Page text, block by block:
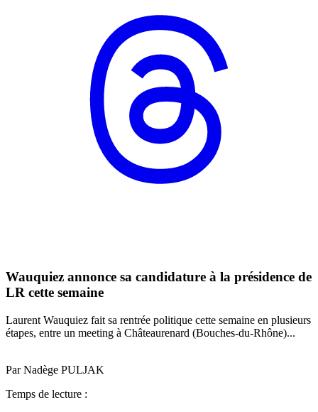
Wauquiez annonce sa candidature à la présidence de
LR cette semaine
Laurent Wauquiez fait sa rentrée politique cette semaine en plusieurs
étapes, entre un meeting à Châteaurenard (Bouches-du-Rhône)...
Par Nadège PULJAK
Temps de lecture :